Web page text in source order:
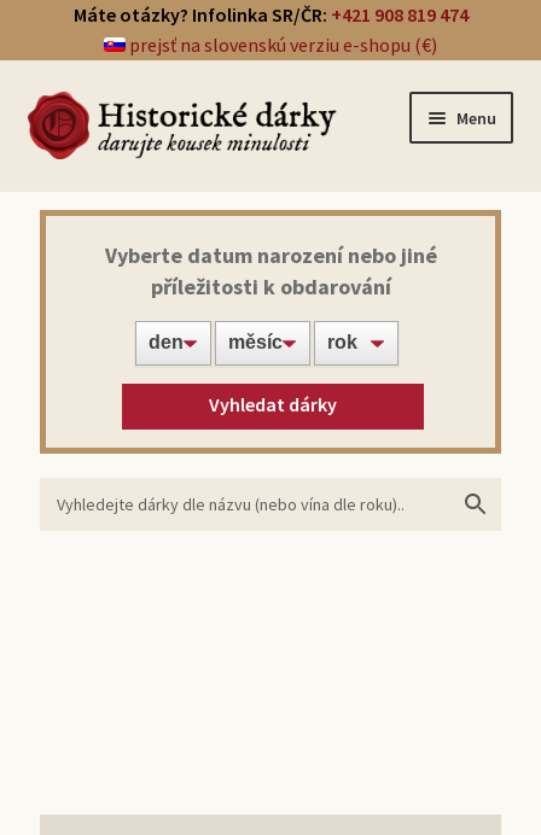
Máte otázky? Infolinka SR/ČR: +421 908 819 474
prejsť na slovenskú verziu e-shopu (€)
Menu
Přehled dárků
Noviny ze dne narození
Víno z roku narození
Vyberte datum narození nebo jiné
příležitosti k obdarování
Vyhledat dárky